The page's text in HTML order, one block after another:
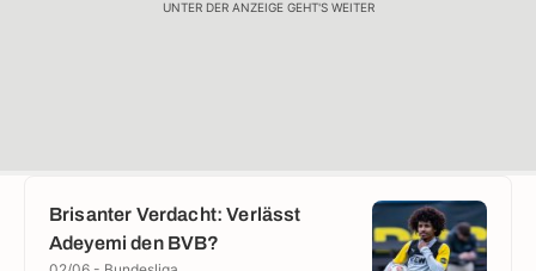
UNTER DER ANZEIGE GEHT'S WEITER
Brisanter Verdacht: Verlässt
Adeyemi den BVB?